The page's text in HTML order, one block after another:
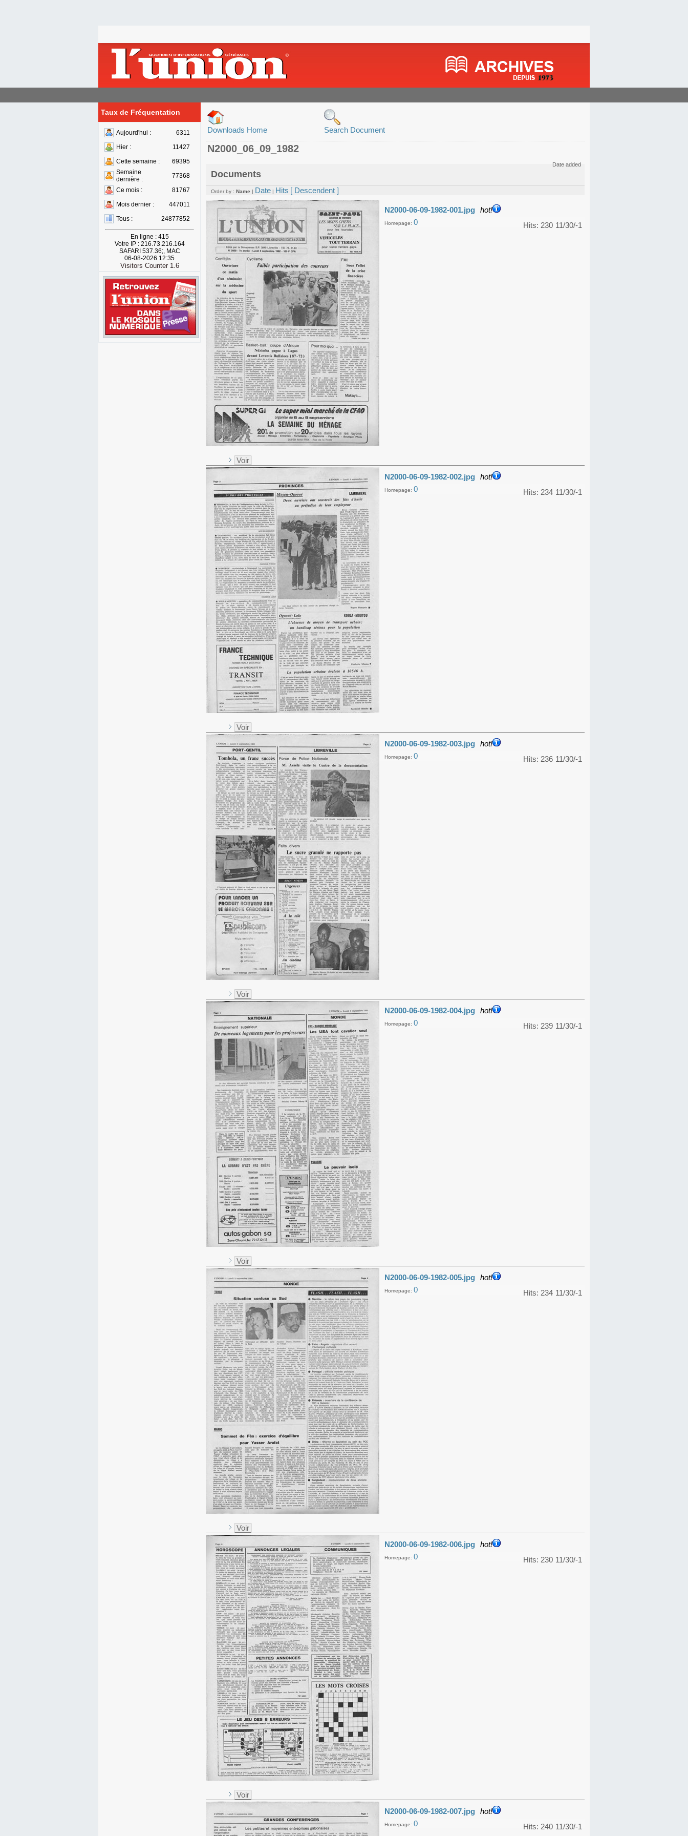
Taux de Fréquentation
Aujourd'hui :
6311
Hier :
11427
Cette semaine :
69395
Semaine
dernière :
77368
Ce mois :
81767
Mois dernier :
447011
Tous :
24877852
En ligne : 415
Votre IP : 216.73.216.164
SAFARI 537.36;, MAC
06-08-2026 12:35
Visitors Counter 1.6
Downloads Home Search Document
N2000_06_09_1982
Documents
Date added
Order by : Name | Date | Hits [ Descendent ]
N2000-06-09-1982-001.jpg hot!
11/30/-1
Hits: 230
Homepage: 0
Voir
N2000-06-09-1982-002.jpg hot!
11/30/-1
Hits: 234
Homepage: 0
Voir
N2000-06-09-1982-003.jpg hot!
11/30/-1
Hits: 236
Homepage: 0
Voir
N2000-06-09-1982-004.jpg hot!
11/30/-1
Hits: 239
Homepage: 0
Voir
N2000-06-09-1982-005.jpg hot!
11/30/-1
Hits: 234
Homepage: 0
Voir
N2000-06-09-1982-006.jpg hot!
11/30/-1
Hits: 230
Homepage: 0
Voir
N2000-06-09-1982-007.jpg hot!
11/30/-1
Hits: 240
Homepage: 0